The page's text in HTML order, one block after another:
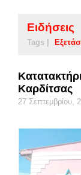
Ειδήσεις
Tags |
Καρδίτσας
27 Σεπτεμβρίου,